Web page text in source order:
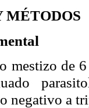
MÉTODOS
mestizo de
negativo a